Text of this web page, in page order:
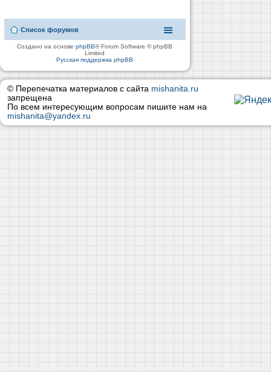
Список форумов
Создано на основеphpBB® Forum Software © phpBB
Limited
Русская поддержка phpBB
© Перепечатка материалов с сайта mishanita.ru
запрещена
По всем интересующим вопросам пишите нам на
mishanita@yandex.ru